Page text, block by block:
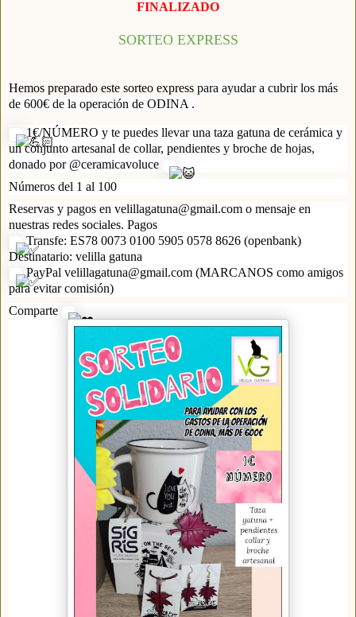
FINALIZADO
SORTEO EXPRESS
Hemos preparado este sorteo express para ayudar a cubrir los más
de 600€ de la operación de ODINA .
1€/NÚMERO y te puedes llevar una taza gatuna de cerámica y
un conjunto artesanal de collar, pendientes y broche de hojas,
donado por @ceramicavoluce
Números del 1 al 100
Reservas y pagos en velillagatuna@gmail.com o mensaje en
nuestras redes sociales. Pagos
Transfe: ES78 0073 0100 5905 0578 8626 (openbank)
Destinatario: velilla gatuna
PayPal velillagatuna@gmail.com (MARCANOS como amigos
para evitar comisión)
Comparte